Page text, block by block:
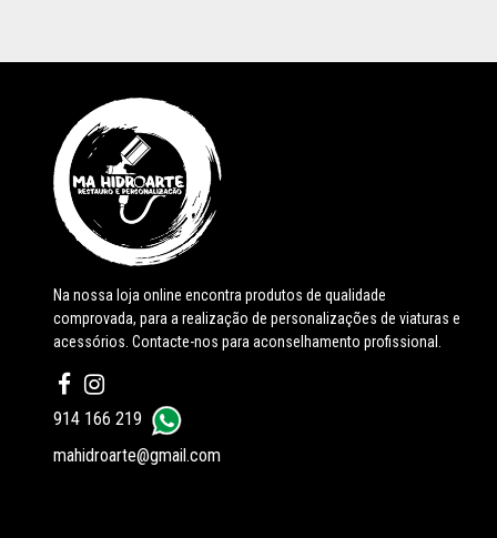
Na nossa loja online encontra produtos de qualidade
comprovada, para a realização de personalizações de viaturas e
acessórios. Contacte-nos para aconselhamento profissional.
914 166 219
mahidroarte@gmail.com